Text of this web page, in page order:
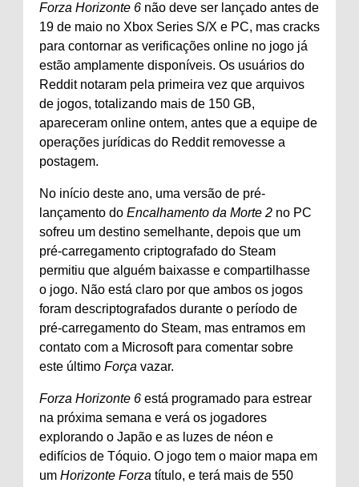
Forza Horizonte 6 não deve ser lançado antes de
19 de maio no Xbox Series S/X e PC, mas cracks
para contornar as verificações online no jogo já
estão amplamente disponíveis. Os usuários do
Reddit notaram pela primeira vez que arquivos
de jogos, totalizando mais de 150 GB,
apareceram online ontem, antes que a equipe de
operações jurídicas do Reddit removesse a
postagem.
No início deste ano, uma versão de pré-
lançamento do Encalhamento da Morte 2 no PC
sofreu um destino semelhante, depois que um
pré-carregamento criptografado do Steam
permitiu que alguém baixasse e compartilhasse
o jogo. Não está claro por que ambos os jogos
foram descriptografados durante o período de
pré-carregamento do Steam, mas entramos em
contato com a Microsoft para comentar sobre
este último Força vazar.
Forza Horizonte 6 está programado para estrear
na próxima semana e verá os jogadores
explorando o Japão e as luzes de néon e
edifícios de Tóquio. O jogo tem o maior mapa em
um Horizonte Forza título, e terá mais de 550